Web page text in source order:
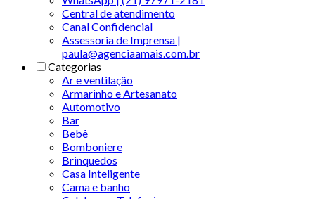
Central de atendimento
Canal Confidencial
Assessoria de Imprensa |
paula@agenciaamais.com.br
Categorias
Ar e ventilação
Armarinho e Artesanato
Automotivo
Bar
Bebê
Bomboniere
Brinquedos
Casa Inteligente
Cama e banho